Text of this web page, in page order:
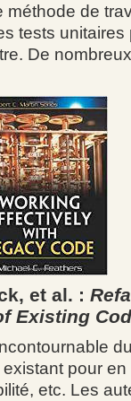
méthode de
tests
De
et al. :
Existing
pour
etc. Les